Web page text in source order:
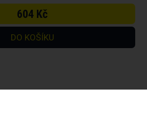
604 Kč